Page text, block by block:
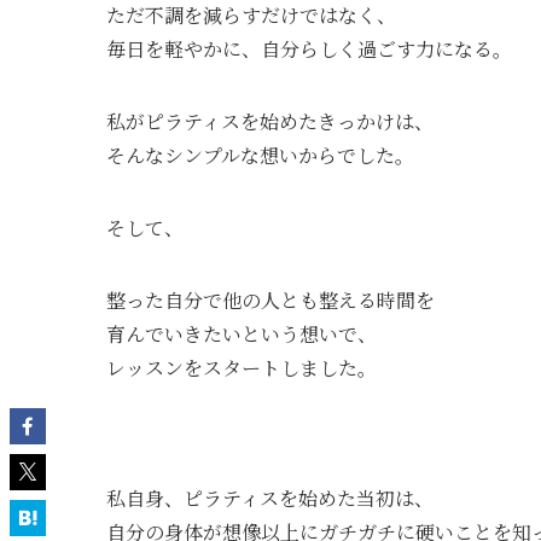
ただ不調を減らすだけではなく、
毎日を軽やかに、自分らしく過ごす力になる。
私がピラティスを始めたきっかけは、
そんなシンプルな想いからでした。
そして、
整った自分で他の人とも整える時間を
育んでいきたいという想いで、
レッスンをスタートしました。
私自身、ピラティスを始めた当初は、
自分の身体が想像以上にガチガチに硬いことを知